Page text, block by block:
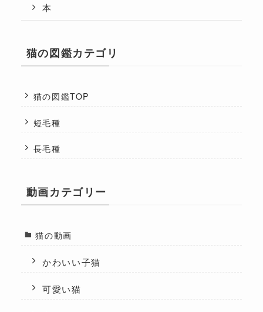
本
猫の図鑑カテゴリ
猫の図鑑TOP
短毛種
長毛種
動画カテゴリー
猫の動画
かわいい子猫
可愛い猫